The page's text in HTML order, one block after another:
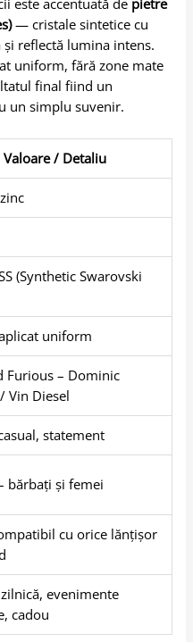
este accentuată de pietre
— cristale sintetice cu
și reflectă lumina intens.
uniform, fără zone mate
final fiind un
un simplu suvenir.
Valoare / Detaliu
(Synthetic Swarovski
uniform
Furious – Dominic
Vin Diesel
statement
bărbați și femei
cu orice lănțișor
evenimente
cadou